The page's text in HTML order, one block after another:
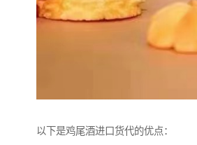
以下是鸡尾酒进口货代的优点：